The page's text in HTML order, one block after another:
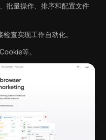
批量操作、排序和配置文件
查实现工作自动化。
等。